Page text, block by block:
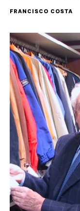
FRANCISCO COSTA